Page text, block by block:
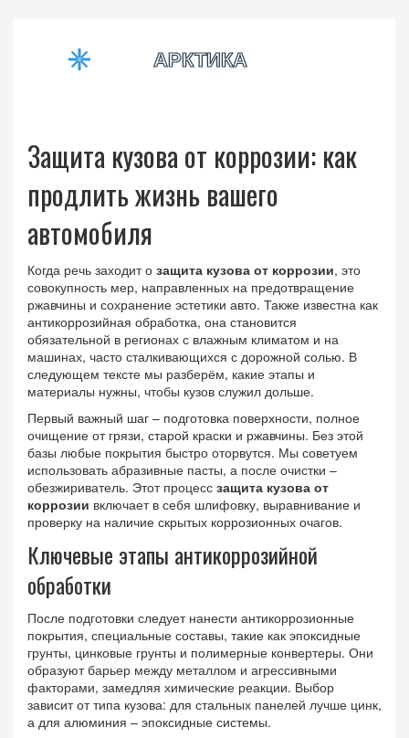
Защита кузова от коррозии: как
продлить жизнь вашего
автомобиля
Когда речь заходит о защита кузова от коррозии, это
совокупность мер, направленных на предотвращение
ржавчины и сохранение эстетики авто. Также известна как
антикоррозийная обработка, она становится
обязательной в регионах с влажным климатом и на
машинах, часто сталкивающихся с дорожной солью. В
следующем тексте мы разберём, какие этапы и
материалы нужны, чтобы кузов служил дольше.
Первый важный шаг – подготовка поверхности, полное
очищение от грязи, старой краски и ржавчины. Без этой
базы любые покрытия быстро оторвутся. Мы советуем
использовать абразивные пасты, а после очистки –
обезжириватель. Этот процесс защита кузова от
коррозии включает в себя шлифовку, выравнивание и
проверку на наличие скрытых коррозионных очагов.
Ключевые этапы антикоррозийной
обработки
После подготовки следует нанести антикоррозионные
покрытия, специальные составы, такие как эпоксидные
грунты, цинковые грунты и полимерные конвертеры. Они
образуют барьер между металлом и агрессивными
факторами, замедляя химические реакции. Выбор
зависит от типа кузова: для стальных панелей лучше цинк,
а для алюминия – эпоксидные системы.